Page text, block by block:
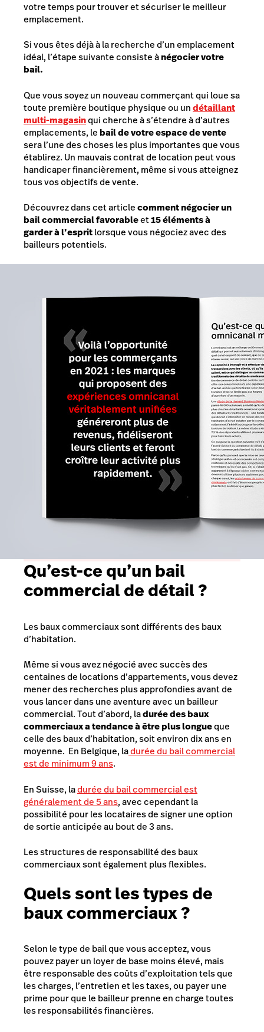
votre temps pour trouver et sécuriser le meilleur
emplacement.
Si vous êtes déjà à la recherche d’un emplacement
idéal, l’étape suivante consiste ànégocier votre
bail.
Que vous soyez un nouveau commerçant qui loue sa
toute première boutique physique ou undétaillant
multi-magasinqui cherche à s’étendre à d’autres
emplacements, lebail de votre espace de vente
sera l’une des choses les plus importantes que vous
établirez. Un mauvais contrat de location peut vous
handicaper financièrement, même si vous atteignez
tous vos objectifs de vente.
Découvrez dans cet articlecomment négocier un
bail commercial favorableet15 éléments à
garder à l’espritlorsque vous négociez avec des
bailleurs potentiels.
Qu’est-ce qu’un bail
commercial de détail ?
Les baux commerciaux sont différents des baux
d’habitation.
Même si vous avez négocié avec succès des
centaines de locations d’appartements, vous devez
mener des recherches plus approfondies avant de
vous lancer dans une aventure avec un bailleur
commercial. Tout d’abord, ladurée des baux
commerciaux a tendance à être plus longueque
celle des baux d’habitation, soit environ dix ans en
moyenne. En Belgique, ladurée du bail commercial
est de minimum 9 ans.
En Suisse, ladurée du bail commercial est
généralement de 5 ans, avec cependant la
possibilité pour les locataires de signer une option
de sortie anticipée au bout de 3 ans.
Les structures de responsabilité des baux
commerciaux sont également plus flexibles.
Quels sont les types de
baux commerciaux ?
Selon le type de bail que vous acceptez, vous
pouvez payer un loyer de base moins élevé, mais
être responsable des coûts d’exploitation tels que
les charges, l’entretien et les taxes, ou payer une
prime pour que le bailleur prenne en charge toutes
les responsabilités financières.